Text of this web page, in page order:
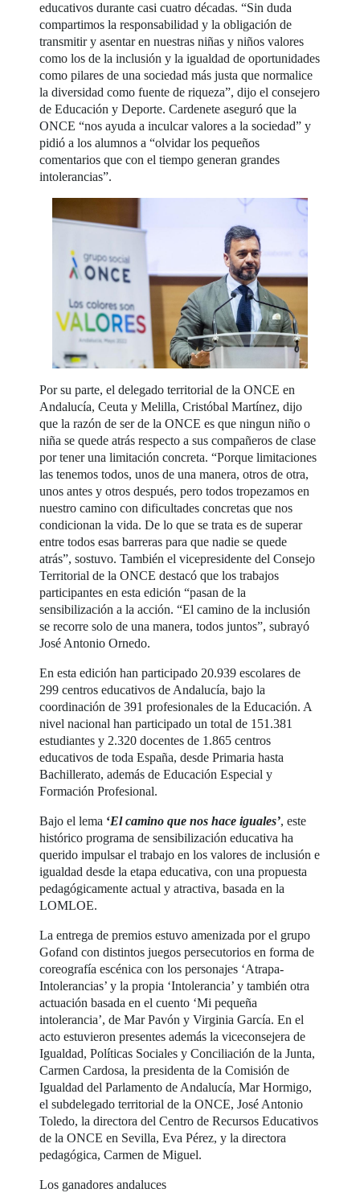
educativos durante casi cuatro décadas. “Sin duda
compartimos la responsabilidad y la obligación de
transmitir y asentar en nuestras niñas y niños valores
como los de la inclusión y la igualdad de oportunidades
como pilares de una sociedad más justa que normalice
la diversidad como fuente de riqueza”, dijo el consejero
de Educación y Deporte. Cardenete aseguró que la
ONCE “nos ayuda a inculcar valores a la sociedad” y
pidió a los alumnos a “olvidar los pequeños
comentarios que con el tiempo generan grandes
intolerancias”.
Por su parte, el delegado territorial de la ONCE en
Andalucía, Ceuta y Melilla, Cristóbal Martínez, dijo
que la razón de ser de la ONCE es que ningun niño o
niña se quede atrás respecto a sus compañeros de clase
por tener una limitación concreta. “Porque limitaciones
las tenemos todos, unos de una manera, otros de otra,
unos antes y otros después, pero todos tropezamos en
nuestro camino con dificultades concretas que nos
condicionan la vida. De lo que se trata es de superar
entre todos esas barreras para que nadie se quede
atrás”, sostuvo. También el vicepresidente del Consejo
Territorial de la ONCE destacó que los trabajos
participantes en esta edición “pasan de la
sensibilización a la acción. “El camino de la inclusión
se recorre solo de una manera, todos juntos”, subrayó
José Antonio Ornedo.
En esta edición han participado 20.939 escolares de
299 centros educativos de Andalucía, bajo la
coordinación de 391 profesionales de la Educación. A
nivel nacional han participado un total de 151.381
estudiantes y 2.320 docentes de 1.865 centros
educativos de toda España, desde Primaria hasta
Bachillerato, además de Educación Especial y
Formación Profesional.
Bajo el lema ‘El camino que nos hace iguales’, este
histórico programa de sensibilización educativa ha
querido impulsar el trabajo en los valores de inclusión e
igualdad desde la etapa educativa, con una propuesta
pedagógicamente actual y atractiva, basada en la
LOMLOE.
La entrega de premios estuvo amenizada por el grupo
Gofand con distintos juegos persecutorios en forma de
coreografía escénica con los personajes ‘Atrapa-
Intolerancias’ y la propia ‘Intolerancia’ y también otra
actuación basada en el cuento ‘Mi pequeña
intolerancia’, de Mar Pavón y Virginia García. En el
acto estuvieron presentes además la viceconsejera de
Igualdad, Políticas Sociales y Conciliación de la Junta,
Carmen Cardosa, la presidenta de la Comisión de
Igualdad del Parlamento de Andalucía, Mar Hormigo,
el subdelegado territorial de la ONCE, José Antonio
Toledo, la directora del Centro de Recursos Educativos
de la ONCE en Sevilla, Eva Pérez, y la directora
pedagógica, Carmen de Miguel.
Los ganadores andaluces